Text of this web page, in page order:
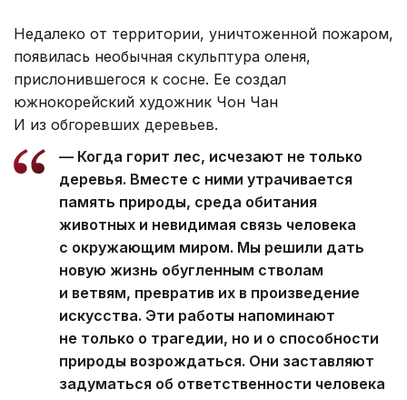
Недалеко от территории, уничтоженной пожаром,
появилась необычная скульптура оленя,
прислонившегося к сосне. Ее создал
южнокорейский художник Чон Чан
И из обгоревших деревьев.
— Когда горит лес, исчезают не только
деревья. Вместе с ними утрачивается
память природы, среда обитания
животных и невидимая связь человека
с окружающим миром. Мы решили дать
новую жизнь обугленным стволам
и ветвям, превратив их в произведение
искусства. Эти работы напоминают
не только о трагедии, но и о способности
природы возрождаться. Они заставляют
задуматься об ответственности человека